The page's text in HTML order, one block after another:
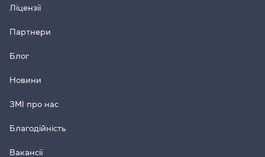
Ліцензії
Партнери
Блог
Новини
ЗМІ про нас
Благодійність
Вакансії